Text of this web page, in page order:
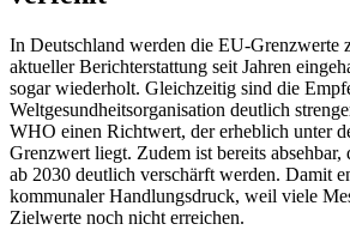
In Deutschland werden die EU-Grenzwerte
aktueller Berichterstattung seit Jahren
sogar wiederholt. Gleichzeitig sind die
Weltgesundheitsorganisation deutlich
WHO einen Richtwert, der erheblich unter
Grenzwert liegt. Zudem ist bereits absehbar,
ab 2030 deutlich verschärft werden. Damit
kommunaler Handlungsdruck, weil viele
Zielwerte noch nicht erreichen.